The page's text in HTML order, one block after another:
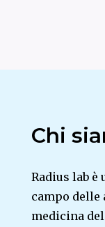
Chi
Radius lab
campo
medicina